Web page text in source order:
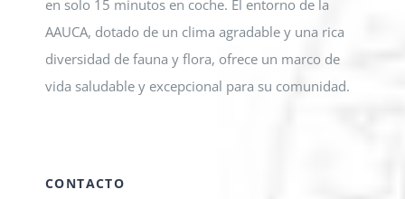
en solo 15 minutos en coche. El entorno de la
AAUCA, dotado de un clima agradable y una rica
diversidad de fauna y flora, ofrece un marco de
vida saludable y excepcional para su comunidad.
CONTACTO